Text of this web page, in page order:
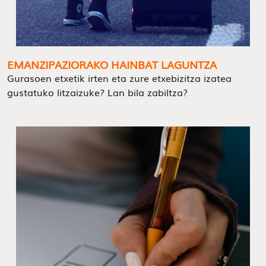
EMANZIPAZIORAKO HAINBAT LAGUNTZA
Gurasoen etxetik irten eta zure etxebizitza izatea
gustatuko litzaizuke? Lan bila zabiltza?